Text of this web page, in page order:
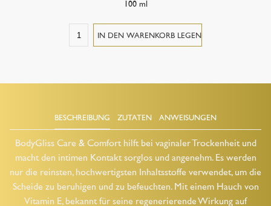
100 ml
BESCHREIBUNG ZUTATEN ANWEISUNGEN
BodyGliss Care & Comfort hilft bei vaginaler Trockenheit und
macht den intimen Kontakt sorglos und angenehm. Es werden
nur die reinsten, hochwertigsten Inhaltsstoffe verwendet, um die
Scheide zu beruhigen und zu befeuchten. Mit einem Hauch von
Vitamin E, bekannt für seine regenerierende Wirkung auf